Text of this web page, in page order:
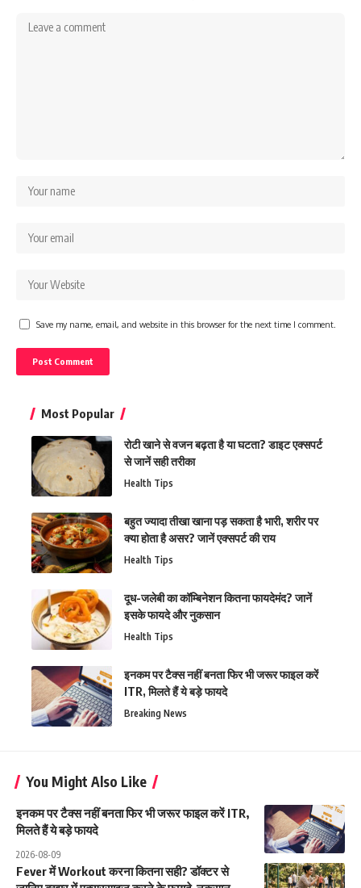
Save my name, email, and website in this browser for the next time I comment.
Most Popular
रोटी खाने से वजन बढ़ता है या घटता? डाइट एक्सपर्ट
से जानें सही तरीका
Health Tips
बहुत ज्यादा तीखा खाना पड़ सकता है भारी, शरीर पर
क्या होता है असर? जानें एक्सपर्ट की राय
Health Tips
दूध-जलेबी का कॉम्बिनेशन कितना फायदेमंद? जानें
इसके फायदे और नुकसान
Health Tips
इनकम पर टैक्स नहीं बनता फिर भी जरूर फाइल करें
ITR, मिलते हैं ये बड़े फायदे
Breaking News
You Might Also Like
इनकम पर टैक्स नहीं बनता फिर भी जरूर फाइल करें ITR,
मिलते हैं ये बड़े फायदे
2026-08-09
Fever में Workout करना कितना सही? डॉक्टर से